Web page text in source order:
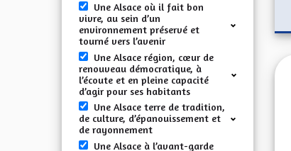
Une Alsace où il fait bon
vivre, au sein d’un
environnement préservé et
tourné vers l’avenir
Une Alsace région, cœur de
renouveau démocratique, à
l’écoute et en pleine capacité
d’agir pour ses habitants
Une Alsace terre de tradition,
de culture, d’épanouissement et
de rayonnement
Une Alsace à l’avant-garde